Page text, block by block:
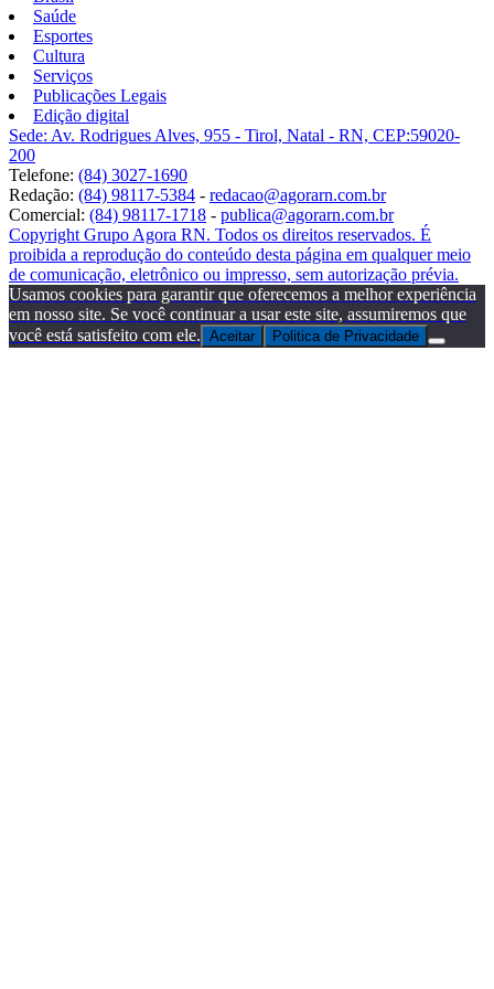
Saúde
Esportes
Cultura
Serviços
Publicações Legais
Edição digital
Sede: Av. Rodrigues Alves, 955 - Tirol, Natal - RN, CEP:59020-
200
Telefone: (84) 3027-1690
Redação: (84) 98117-5384 - redacao@agorarn.com.br
Comercial: (84) 98117-1718 - publica@agorarn.com.br
Copyright Grupo Agora RN. Todos os direitos reservados. É
proibida a reprodução do conteúdo desta página em qualquer meio
de comunicação, eletrônico ou impresso, sem autorização prévia.
Usamos cookies para garantir que oferecemos a melhor experiência
em nosso site. Se você continuar a usar este site, assumiremos que
você está satisfeito com ele. Aceitar Politica de Privacidade